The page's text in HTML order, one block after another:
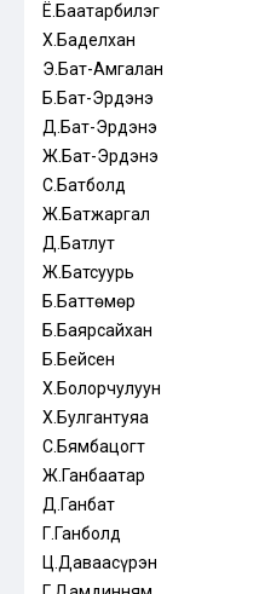
Ё.Баатарбилэг
Х.Баделхан
Э.Бат-Амгалан
Б.Бат-Эрдэнэ
Д.Бат-Эрдэнэ
Ж.Бат-Эрдэнэ
С.Батболд
Ж.Батжаргал
Д.Батлут
Ж.Батсуурь
Б.Баттөмөр
Б.Баярсайхан
Б.Бейсен
Х.Болорчулуун
Х.Булгантуяа
С.Бямбацогт
Ж.Ганбаатар
Д.Ганбат
Г.Ганболд
Ц.Даваасүрэн